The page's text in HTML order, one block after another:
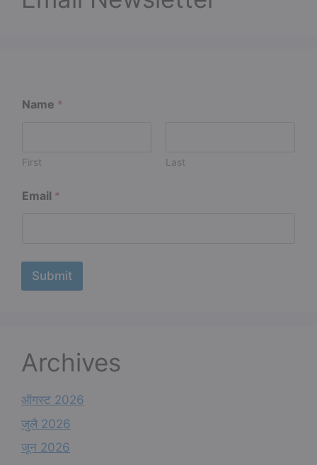
Name *
First Last
a
m
*
Email *
Submit
Archives
ऑगस्ट 2026
जुलै 2026
जून 2026